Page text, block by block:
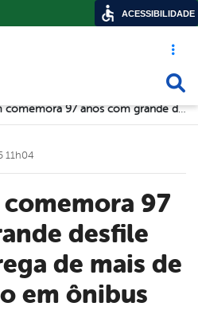
Acesso
Belo Jardim comemora 97 anos com grande desfile cívico e entrega de mais de R$ 1,4 milhão em ônibus escolares
desfile
de mais de
em ônibus
11h04
ACESSIBILIDADE